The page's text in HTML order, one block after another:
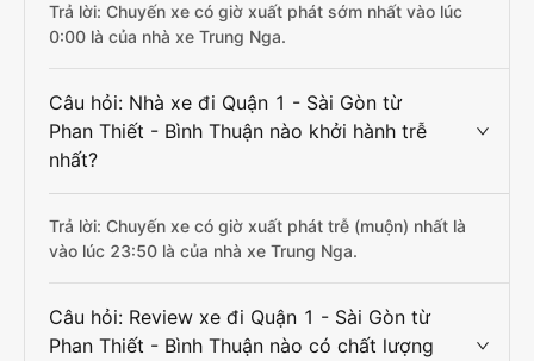
Trả lời: Chuyến xe có giờ xuất phát sớm nhất vào lúc
0:00 là của nhà xe Trung Nga.
Câu hỏi: Nhà xe đi Quận 1 - Sài Gòn từ
Phan Thiết - Bình Thuận nào khởi hành trễ
nhất?
Trả lời: Chuyến xe có giờ xuất phát trễ (muộn) nhất là
vào lúc 23:50 là của nhà xe Trung Nga.
Câu hỏi: Review xe đi Quận 1 - Sài Gòn từ
Phan Thiết - Bình Thuận nào có chất lượng